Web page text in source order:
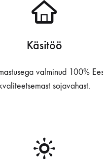
Käsitöö
valminud 100%
sojavahast.